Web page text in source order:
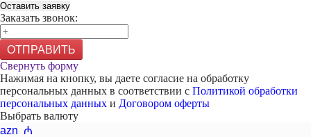
Оставить заявку
Заказать звонок:
ОТПРАВИТЬ
Свернуть форму
Нажимая на кнопку, вы даете согласие на обработку
персональных данных в соответствии с Политикой обработки
персональных данных и Договором оферты
Выбрать валюту
azn ₼